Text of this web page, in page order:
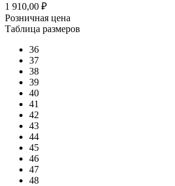
1 910,00 ₽
Розничная цена
Таблица размеров
36
37
38
39
40
41
42
43
44
45
46
47
48